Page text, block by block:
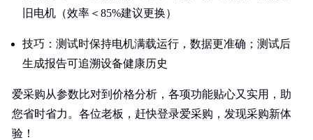
旧电机（效率＜85%建议更换）
技巧：测试时保持电机满载运行，数据更准确；测试后
生成报告可追溯设备健康历史
爱采购从参数比对到价格分析，各项功能贴心又实用，助
您省时省力。各位老板，赶快登录爱采购，发现采购新体
验！